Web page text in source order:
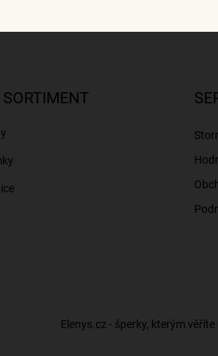
Elenys.cz - šperky, kterým